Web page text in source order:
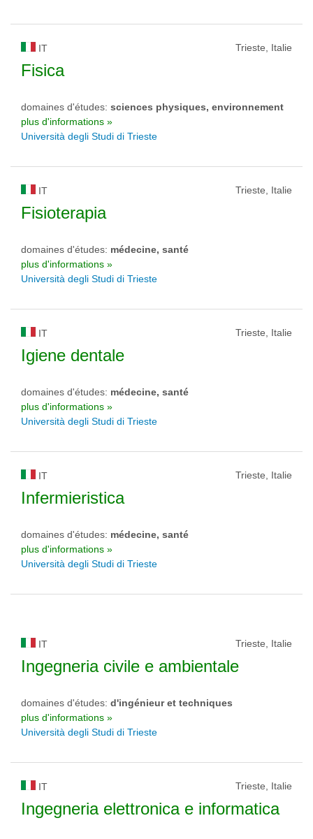
IT Trieste, Italie
Fisica
domaines d'études: sciences physiques, environnement
plus d'informations »
Università degli Studi di Trieste
IT Trieste, Italie
Fisioterapia
domaines d'études: médecine, santé
plus d'informations »
Università degli Studi di Trieste
IT Trieste, Italie
Igiene dentale
domaines d'études: médecine, santé
plus d'informations »
Università degli Studi di Trieste
IT Trieste, Italie
Infermieristica
domaines d'études: médecine, santé
plus d'informations »
Università degli Studi di Trieste
IT Trieste, Italie
Ingegneria civile e ambientale
domaines d'études: d'ingénieur et techniques
plus d'informations »
Università degli Studi di Trieste
IT Trieste, Italie
Ingegneria elettronica e informatica